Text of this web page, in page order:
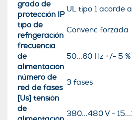
grado de
protección IP
UL tipo 1 acorde
tipo de
refrigeración
Convenc forzada
frecuencia
de
alimentación
50...60 Hz +/- 5 %
número de
red de fases
3 fases
[Us] tensión
de
380...480 V -